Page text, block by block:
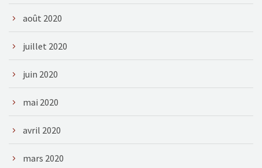
août 2020
juillet 2020
juin 2020
mai 2020
avril 2020
mars 2020